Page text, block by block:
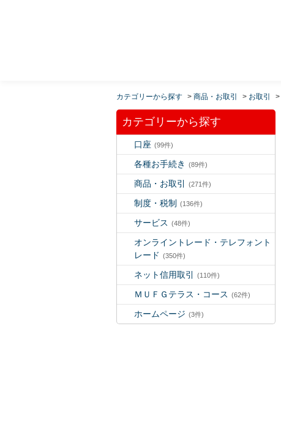
カテゴリーから探す > 商品・お取引 > お取引 >
カテゴリーから探す
口座 (99件)
各種お手続き (89件)
商品・お取引 (271件)
制度・税制 (136件)
サービス (48件)
オンライントレード・テレフォント
レード (350件)
ネット信用取引 (110件)
ＭＵＦＧテラス・コース (62件)
ホームページ (3件)